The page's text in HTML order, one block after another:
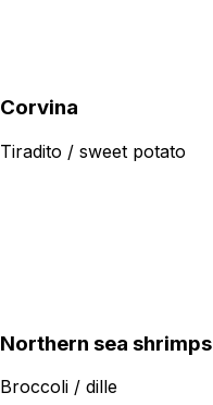
Corvina
Tiradito / sweet potato
Northern sea shrimps
Broccoli / dille